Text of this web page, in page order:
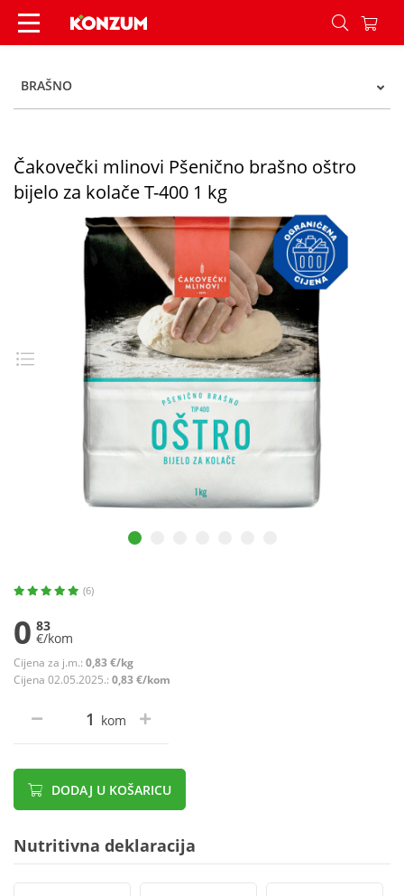
Čakovečki mlinovi Pšenično brašno oštro bijelo
BRAŠNO
Čakovečki mlinovi Pšenično brašno oštro
bijelo za kolače T-400 1 kg
(6)
0 83
€/kom
Cijena za j.m.: 0,83 €/kg
Cijena 02.05.2025.: 0,83 €/kom
kom
DODAJ U KOŠARICU
Nutritivna deklaracija